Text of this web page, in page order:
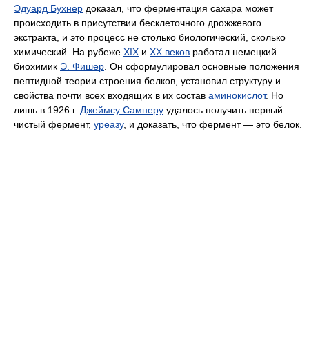
Эдуард Бухнер доказал, что ферментация сахара может
происходить в присутствии бесклеточного дрожжевого
экстракта, и это процесс не столько биологический, сколько
химический. На рубеже XIX и XX веков работал немецкий
биохимик Э. Фишер . Он сформулировал основные положения
пептидной теории строения белков, установил структуру и
свойства почти всех входящих в их состав аминокислот. Но
лишь в 1926 г. Джеймсу Самнеру удалось получить первый
чистый фермент, уреазу, и доказать, что фермент — это белок.